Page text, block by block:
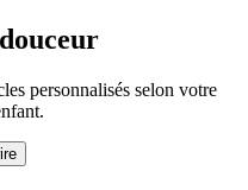
personnalisés selon votre